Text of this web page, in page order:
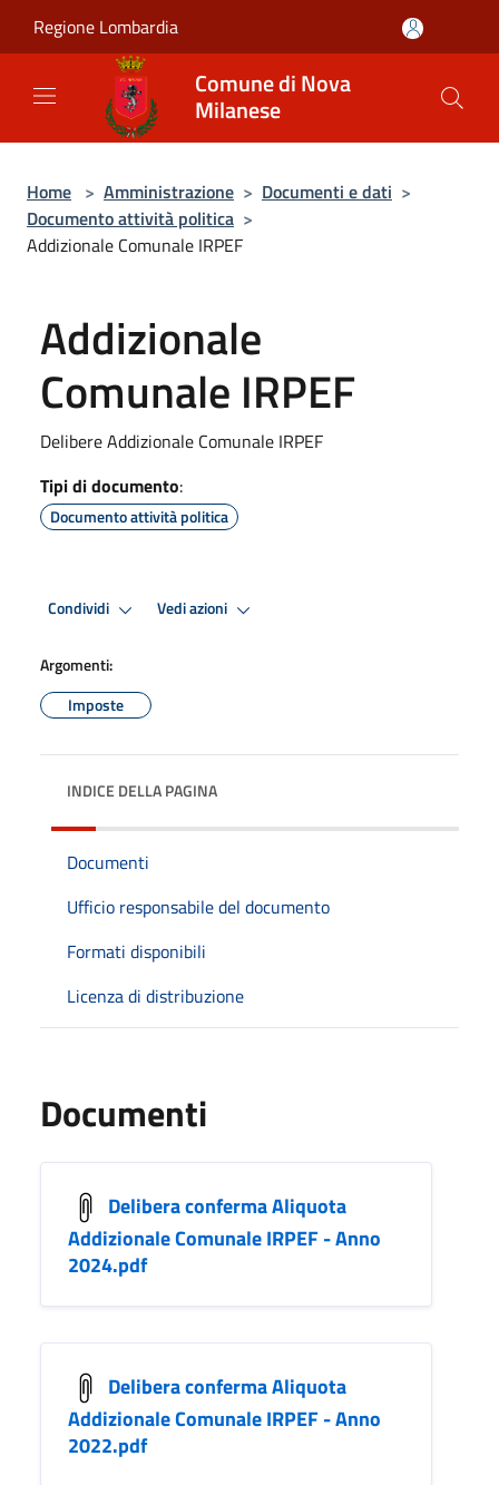
Regione Lombardia
Comune di Nova
Milanese
Home > Amministrazione > Documenti e dati >
Documento attività politica >
Addizionale Comunale IRPEF
Addizionale
Comunale IRPEF
Delibere Addizionale Comunale IRPEF
Tipi di documento:
Documento attività politica
Condividi Vedi azioni
Argomenti:
Imposte
INDICE DELLA PAGINA
Documenti
Ufficio responsabile del documento
Formati disponibili
Licenza di distribuzione
Documenti
Delibera conferma Aliquota
Addizionale Comunale IRPEF - Anno
2024.pdf
Delibera conferma Aliquota
Addizionale Comunale IRPEF - Anno
2022.pdf